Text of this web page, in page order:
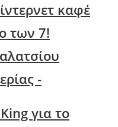
καφέ
των 7!
-
για το